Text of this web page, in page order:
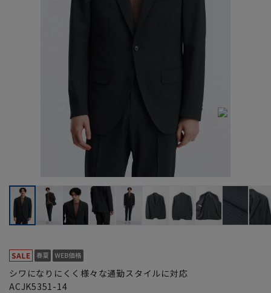
シワになりにくく様々な通勤スタイルに対応
ACJK5351-14